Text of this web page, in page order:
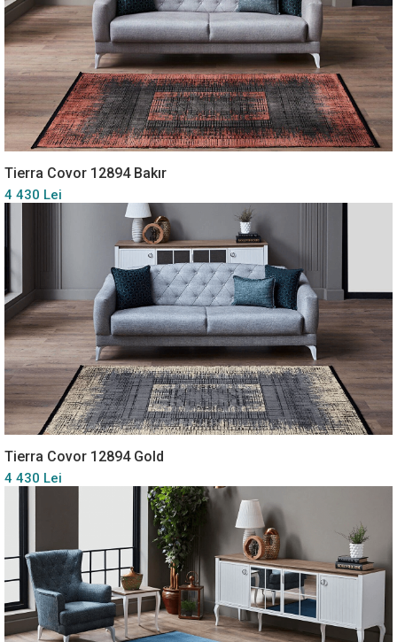
Tierra Covor 12894 Bakır
4 430 Lei
Tierra Covor 12894 Gold
4 430 Lei